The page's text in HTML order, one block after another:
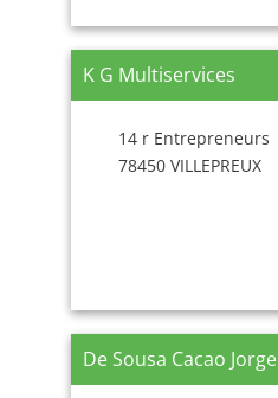
K G Multiservices
14 r Entrepreneurs
78450 VILLEPREUX
De Sousa Cacao Jorge